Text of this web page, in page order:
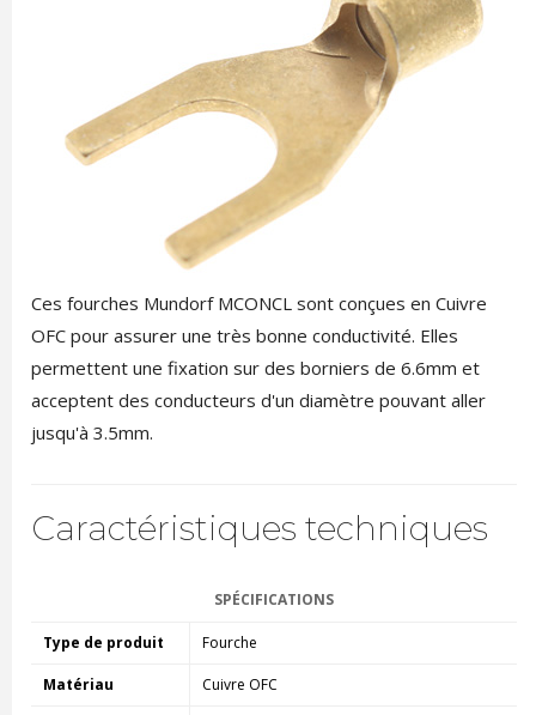
Ces fourches Mundorf MCONCL sont conçues en Cuivre
OFC pour assurer une très bonne conductivité. Elles
permettent une fixation sur des borniers de 6.6mm et
acceptent des conducteurs d'un diamètre pouvant aller
jusqu'à 3.5mm.
Caractéristiques techniques
SPÉCIFICATIONS
Type de produit Fourche
Matériau Cuivre OFC